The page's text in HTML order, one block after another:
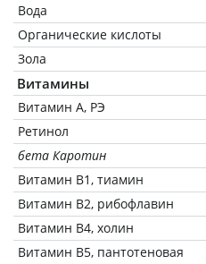
Вода
Органические кислоты
Зола
Витамины
Витамин А, РЭ
Ретинол
бета Каротин
Витамин В1, тиамин
Витамин В2, рибофлавин
Витамин В4, холин
Витамин В5, пантотеновая